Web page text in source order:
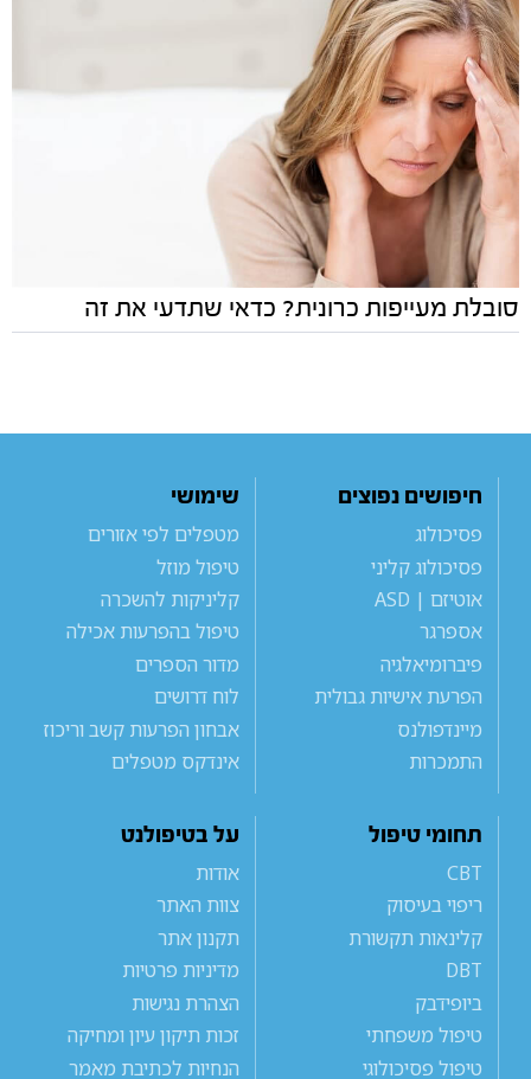
סובלת מעייפות כרונית? כדאי שתדעי את זה
חיפושים נפוצים
פסיכולוג
פסיכולוג קליני
אוטיזם | ASD
אספרגר
פיברומיאלגיה
הפרעת אישיות גבולית
מיינדפולנס
התמכרות
שימושי
מטפלים לפי אזורים
טיפול מוזל
קליניקות להשכרה
טיפול בהפרעות אכילה
מדור הספרים
לוח דרושים
אבחון הפרעות קשב וריכוז
אינדקס מטפלים
תחומי טיפול
CBT
ריפוי בעיסוק
קלינאות תקשורת
DBT
ביופידבק
טיפול משפחתי
טיפול פסיכולוגי
על בטיפולנט
אודות
צוות האתר
תקנון אתר
מדיניות פרטיות
הצהרת נגישות
זכות תיקון עיון ומחיקה
הנחיות לכתיבת מאמר